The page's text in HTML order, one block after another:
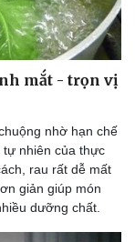
mắt - trọn vị
nhờ hạn chế
nhiên của thực
rau rất dễ mất
giản giúp món
dưỡng chất.